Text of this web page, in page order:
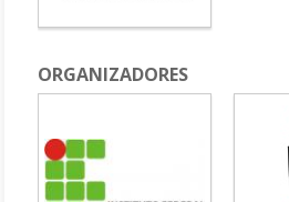
ORGANIZADORES